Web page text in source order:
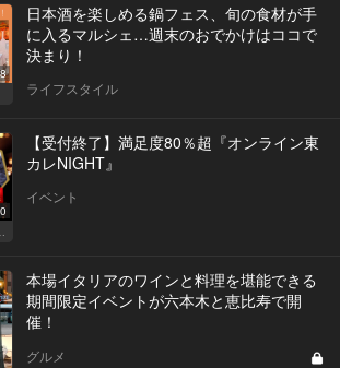
日本酒を楽しめる鍋フェス、旬の食材が手
に入るマルシェ…週末のおでかけはココで
決まり！
ライフスタイル
【受付終了】満足度80％超『オンライン東
カレNIGHT』
イベント
本場イタリアのワインと料理を堪能できる
期間限定イベントが六本木と恵比寿で開
催！
グルメ